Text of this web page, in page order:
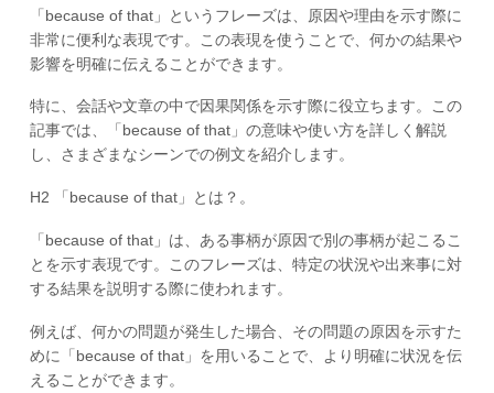
「because of that」というフレーズは、原因や理由を示す際に
非常に便利な表現です。この表現を使うことで、何かの結果や
影響を明確に伝えることができます。
特に、会話や文章の中で因果関係を示す際に役立ちます。この
記事では、「because of that」の意味や使い方を詳しく解説
し、さまざまなシーンでの例文を紹介します。
H2 「because of that」とは？。
「because of that」は、ある事柄が原因で別の事柄が起こるこ
とを示す表現です。このフレーズは、特定の状況や出来事に対
する結果を説明する際に使われます。
例えば、何かの問題が発生した場合、その問題の原因を示すた
めに「because of that」を用いることで、より明確に状況を伝
えることができます。